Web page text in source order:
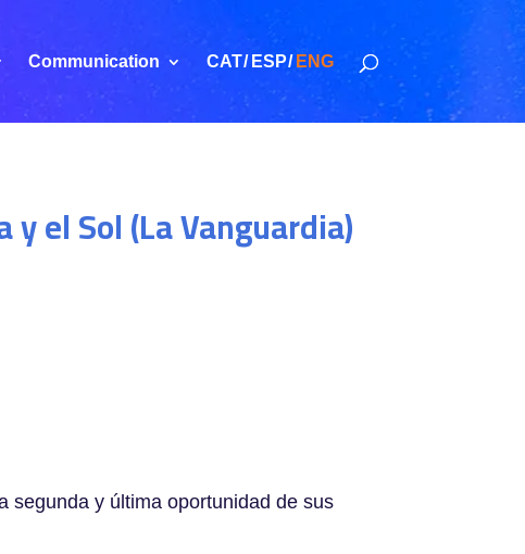
Communication CAT ESP ENG
el Sol (La Vanguardia)
segunda y última oportunidad de sus